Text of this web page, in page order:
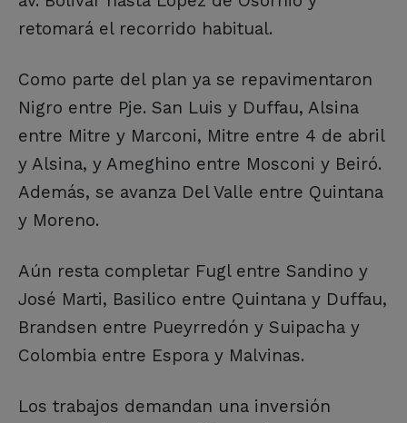
retomará el recorrido habitual.
Como parte del plan ya se repavimentaron
Nigro entre Pje. San Luis y Duffau, Alsina
entre Mitre y Marconi, Mitre entre 4 de abril
y Alsina, y Ameghino entre Mosconi y Beiró.
Además, se avanza Del Valle entre Quintana
y Moreno.
Aún resta completar Fugl entre Sandino y
José Marti, Basilico entre Quintana y Duffau,
Brandsen entre Pueyrredón y Suipacha y
Colombia entre Espora y Malvinas.
Los trabajos demandan una inversión